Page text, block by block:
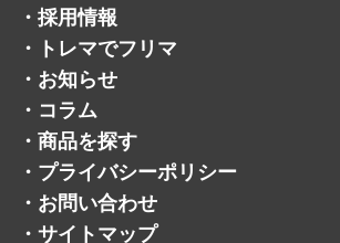
・ 採用情報
・
トレマでフリマ
・ お知らせ
・ コラム
・ 商品を探す
・ プライバシーポリシー
・ お問い合わせ
・ サイトマップ